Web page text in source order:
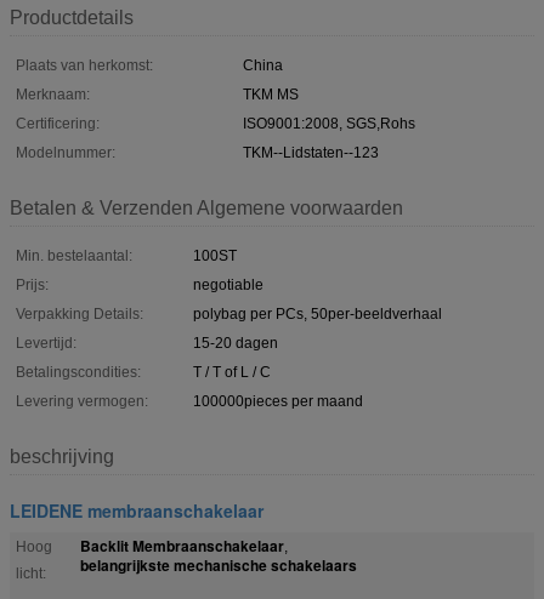
Productdetails
Plaats van herkomst:
China
Merknaam:
TKM MS
Certificering:
ISO9001:2008, SGS,Rohs
Modelnummer:
TKM--Lidstaten--123
Betalen & Verzenden Algemene voorwaarden
Min. bestelaantal:
100ST
Prijs:
negotiable
Verpakking Details:
polybag per PCs, 50per-beeldverhaal
Levertijd:
15-20 dagen
Betalingscondities:
T / T of L / C
Levering vermogen:
100000pieces per maand
beschrijving
LEIDENE membraanschakelaar
Hoog
licht:
Backlit Membraanschakelaar,
belangrijkste mechanische schakelaars